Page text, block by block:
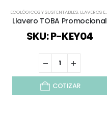
ECOLÓGICOS Y SUSTENTABLES, LLAVEROS EJECUTIVOS
Llavero TOBA Promocional
SKU: P-KEY04
COTIZAR